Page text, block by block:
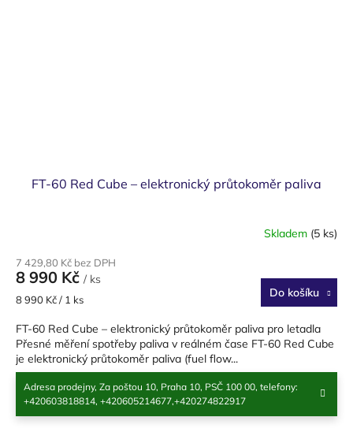
Adresa prodejny, Za poštou 10, Praha 10, PSČ 100 00, telefony:
+420603818814, +420605214677,+420274822917
FT-60 Red Cube – elektronický průtokoměr paliva
Skladem (5 ks)
7 429,80 Kč bez DPH
8 990 Kč / ks
Měrná
8 990 Kč / 1 ks Do košíku
FT-60 Red Cube – elektronický průtokoměr paliva pro letadla
Přesné měření spotřeby paliva v reálném čase FT-60 Red Cube
je elektronický průtokoměr paliva (fuel flow...
Kód: 13065